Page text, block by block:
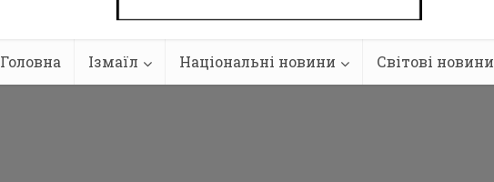
Головна Ізмаїл Національні новини Світові новини